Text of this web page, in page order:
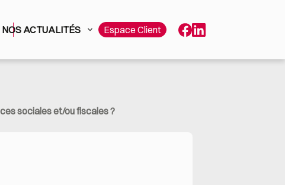
NOS ACTUALITÉS Espace Client
sociales et/ou fiscales ?